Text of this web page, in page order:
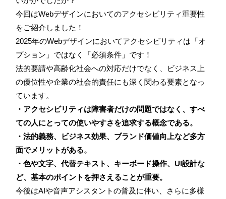
今回はWebデザインにおいてのアクセシビリティ重要性
をご紹介しました！
2025年のWebデザインにおいてアクセシビリティは「オ
プション」ではなく「必須条件」です！
法的要請や高齢化社会への対応だけでなく、ビジネス上
の優位性や企業の社会的責任にも深く関わる要素となっ
ています。
・アクセシビリティは障害者だけの問題ではなく、すべ
ての人にとっての使いやすさを追求する概念である。
・法的義務、ビジネス効果、ブランド価値向上など多方
面でメリットがある。
・色や文字、代替テキスト、キーボード操作、UI設計な
ど、基本のポイントを押さえることが重要。
今後はAIや音声アシスタントの普及に伴い、さらに多様